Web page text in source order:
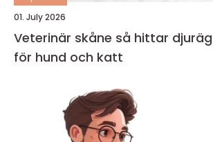
01. July 2026
Veterinär skåne så hittar djurägare rätt vård
för hund och katt